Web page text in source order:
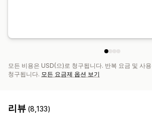
모든 비용은 USD(으)로 청구됩니다. 반복 요금 및 사
청구됩니다. 모든 요금제 옵션 보기
리뷰 (8,133)